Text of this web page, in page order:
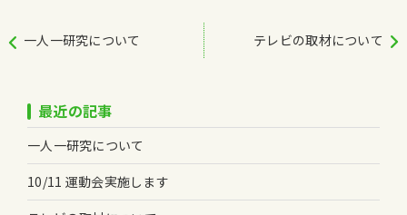
一人一研究について テレビの取材について
最近の記事
一人一研究について
10/11 運動会実施します